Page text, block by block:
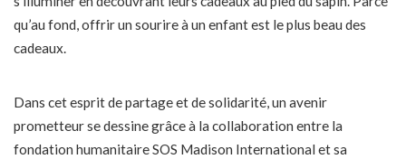
qu’au fond, offrir un sourire à un enfant est le plus beau des
cadeaux.
Dans cet esprit de partage et de solidarité, un avenir
prometteur se dessine grâce à la collaboration entre la
fondation humanitaire SOS Madison International et sa